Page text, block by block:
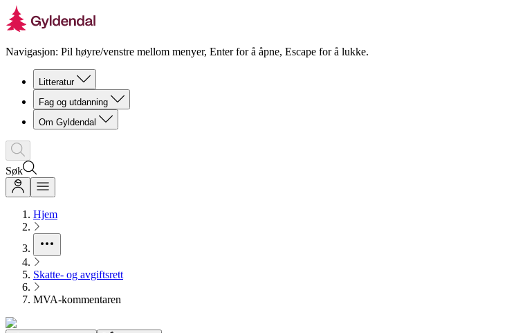
Navigasjon: Pil høyre/venstre mellom menyer, Enter for å åpne, Escape for å lukke.
Litteratur
Fag og utdanning
Om Gyldendal
Søk
Hjem
Skatte- og avgiftsrett
MVA-kommentaren